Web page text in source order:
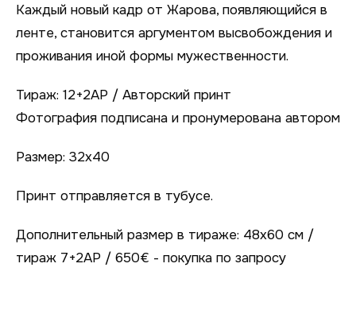
Каждый новый кадр от Жарова, появляющийся в
ленте, становится аргументом высвобождения и
проживания иной формы мужественности.
Тираж: 12+2AP / Авторский принт
Фотография подписана и пронумерована автором
Размер: 32х40
Принт отправляется в тубусе.
Дополнительный размер в тираже: 48х60 см /
тираж 7+2AP / 650€ - покупка по запросу